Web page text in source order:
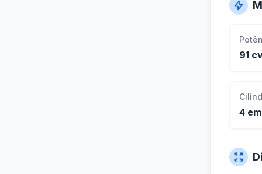
91
4